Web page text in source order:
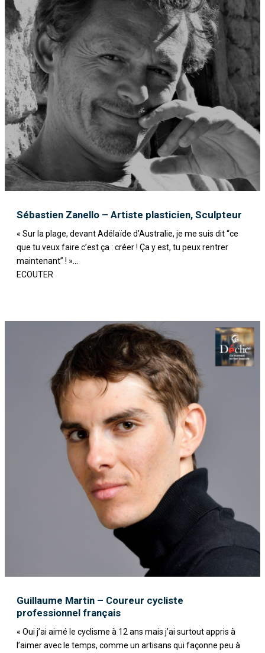
Sébastien Zanello – Artiste plasticien, Sculpteur
« Sur la plage, devant Adélaïde d’Australie, je me suis dit “ce
que tu veux faire c’est ça : créer ! Ça y est, tu peux rentrer
maintenant” ! »...
ECOUTER
Guillaume Martin – Coureur cycliste
professionnel français
« Oui j’ai aimé le cyclisme à 12 ans mais j’ai surtout appris à
l’aimer avec le temps, comme un artisans qui façonne peu à